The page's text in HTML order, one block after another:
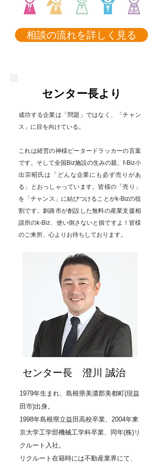
相談の流れを詳しく見る
センター長より
成功する企業は「問題」ではなく、「チャン
ス」に目を向けている。
これは経営の神様ピータードラッカーの言葉
です。そして全国Biz施設の生みの親、f-Biz小
出宗昭氏は「どんな企業にも必ず売りがあ
る」とおっしゃっています。皆様の「売り」
を「チャンス」に結びつけることがk-Bizの役
割です。釧路市が創設した無料の産業支援相
談所のk-Biz、使い倒さないと損ですよ！皆様
のご来所、心よりお待ちしております。
センター長 澄川 誠治
1979年生まれ、島根県美濃郡美都町(現益
田市)出身。
1998年島根県立益田高校卒業、2004年東
京大学工学部機械工学科卒業、同年(株)リ
クルート入社。
リクルート在籍時には不動産業界にて、